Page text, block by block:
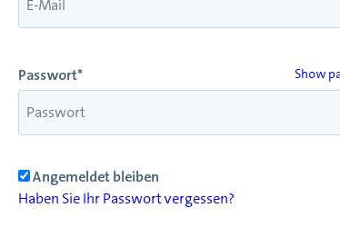
Passwort* Show
Angemeldet bleiben
Haben Sie Ihr Passwort vergessen?